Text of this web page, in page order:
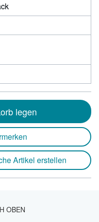
legen
Artikel erstellen
OBEN